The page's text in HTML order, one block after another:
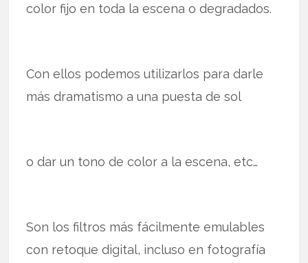
color fijo en toda la escena o degradados.
Con ellos podemos utilizarlos para darle
más dramatismo a una puesta de sol
o dar un tono de color a la escena, etc…
Son los filtros más fácilmente emulables
con retoque digital, incluso en fotografía